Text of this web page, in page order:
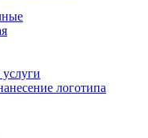
логотипа